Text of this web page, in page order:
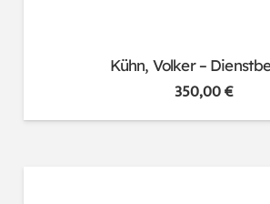
Kühn, Volker –
350,00€